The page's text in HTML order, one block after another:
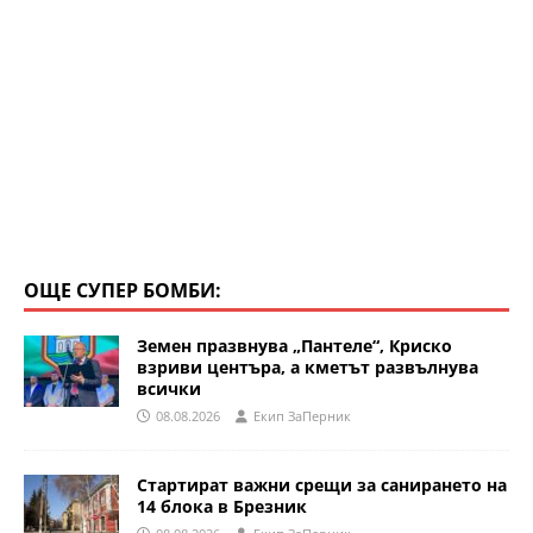
ОЩЕ СУПЕР БОМБИ:
Земен празвнува „Пантеле“, Криско
взриви центъра, а кметът развълнува
всички
08.08.2026 Eкип ЗаПерник
Стартират важни срещи за санирането на
14 блока в Брезник